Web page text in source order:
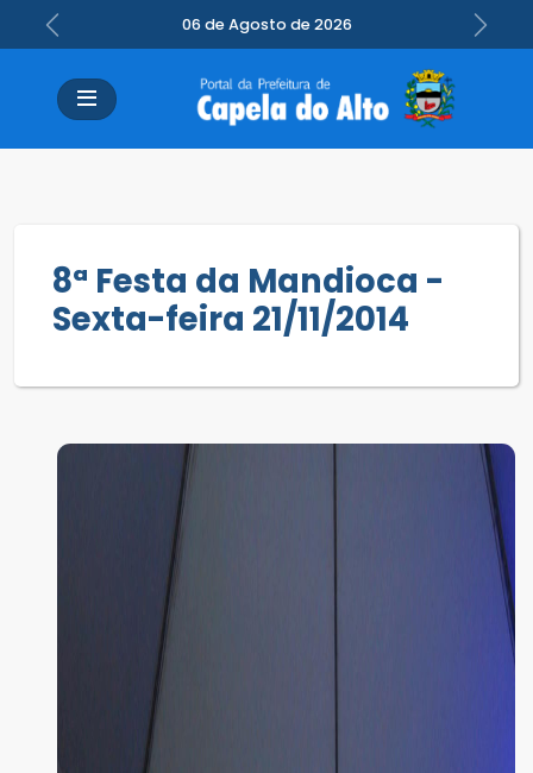
06 de Agosto de 2026
Previous Next
8ª Festa da Mandioca -
Sexta-feira 21/11/2014